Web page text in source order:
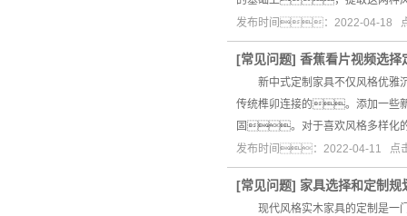
发布时间：2022-04-18
[常见问题] 香蕉看片视频选
新中式定制家具不仅风格优
传统榫卯连接的。添加一
固。对于喜欢风格多样化
发布时间：2022-04-11 点
[常见问题] 家具选择和定制规
现代风格实木家具的定制是一